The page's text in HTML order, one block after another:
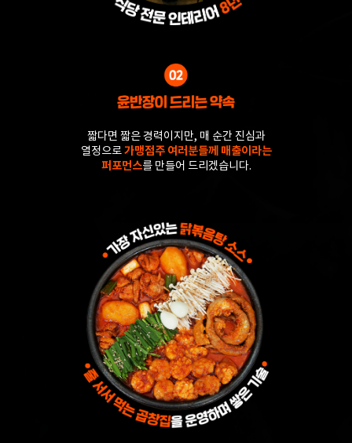
짧다면 짧은 경력이지만, 매 순간 진심과
열정으로가맹점주 여러분들께 매출이라는
퍼포먼스를 만들어 드리겠습니다.